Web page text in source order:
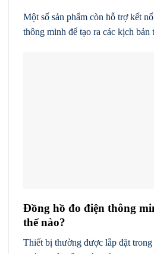
Một số sản phẩm còn hỗ trợ kết
thông minh để tạo ra các kịch
Đồng hồ đo điện thông
thế nào?
Thiết bị thường được lắp đặt trong